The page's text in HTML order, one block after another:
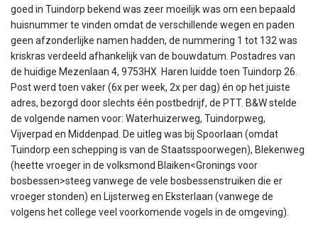
goed in Tuindorp bekend was zeer moeilijk was om een bepaald
huisnummer te vinden omdat de verschillende wegen en paden
geen afzonderlijke namen hadden, de nummering 1 tot 132 was
kriskras verdeeld afhankelijk van de bouwdatum. Postadres van
de huidige Mezenlaan 4, 9753HX Haren luidde toen Tuindorp 26.
Post werd toen vaker (6x per week, 2x per dag) én op het juiste
adres, bezorgd door slechts één postbedrijf, de PTT. B&W stelde
de volgende namen voor: Waterhuizerweg, Tuindorpweg,
Vijverpad en Middenpad. De uitleg was bij Spoorlaan (omdat
Tuindorp een schepping is van de Staatsspoorwegen), Blekenweg
(heette vroeger in de volksmond Blaiken<Gronings voor
bosbessen>steeg vanwege de vele bosbessenstruiken die er
vroeger stonden) en Lijsterweg en Eksterlaan (vanwege de
volgens het college veel voorkomende vogels in de omgeving).